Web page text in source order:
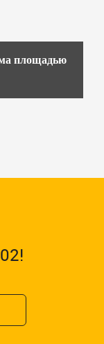
площадью